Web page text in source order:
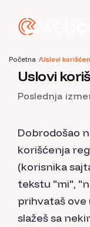
Početna Uslovi
Uslovi
Poslednja
Dobrodošao
korišćenja
(korisnika
tekstu "mi",
prihvataš ove
slažeš sa